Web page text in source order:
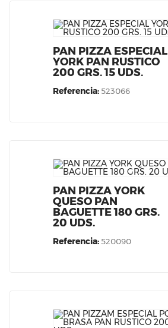
PAN PIZZA ESPECIAL
YORK PAN RUSTICO
200 GRS. 15 UDS.
Referencia: 523066
PAN PIZZA YORK
QUESO PAN
BAGUETTE 180 GRS.
20 UDS.
Referencia: 520090